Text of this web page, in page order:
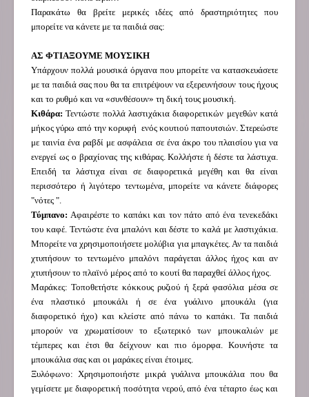
Παρακάτω θα βρείτε μερικές ιδέες από δραστηριότητες που
μπορείτε να κάνετε με τα παιδιά σας:
ΑΣ ΦΤΙΑΞΟΥΜΕ ΜΟΥΣΙΚΗ
Υπάρχουν πολλά μουσικά όργανα που μπορείτε να κατασκευάσετε
με τα παιδιά σας που θα τα επιτρέψουν να εξερευνήσουν τους ήχους
και το ρυθμό και να «συνθέσουν» τη δική τους μουσική.
Κιθάρα: Τεντώστε πολλά λαστιχάκια διαφορετικών μεγεθών κατά
μήκος γύρω από την κορυφή ενός κουτιού παπουτσιών. Στερεώστε
μεταινία ένα ραβδί με ασφάλεια σε ένα άκρο του πλαισίου για να
ενεργεί ως ο βραχίονας της κιθάρας.Κολλήστε ή δέστε τα λάστιχα.
Επειδή τα λάστιχα είναι σε διαφορετικά μεγέθη και θα είναι
περισσότερο ή λιγότερο τεντωμένα, μπορείτε να κάνετεδιάφορες
"νότες ".
Τύμπανο: Αφαιρέστε το καπάκι και τον πάτο από ένα τενεκεδάκι
του καφέ. Τεντώστε ένα μπαλόνι και δέστε το καλά με λαστιχάκια.
Μπορείτε να χρησιμοποιήσετε μολύβια για μπαγκέτες. Αν τα παιδιά
χτυπήσουν το τεντωμένο μπαλόνι παράγεται άλλος ήχος και αν
χτυπήσουν το πλαϊνό μέρος από το κουτί θα παραχθεί άλλος ήχος.
Μαράκες: Τοποθετήστε κόκκους ρυζιού ή ξερά φασόλια μέσα σε
ένα πλαστικό μπουκάλι ή σε ένα γυάλινο μπουκάλι (για
διαφορετικό ήχο) και κλείστε από πάνω το καπάκι. Τα παιδιά
μπορούν να χρωματίσουν το εξωτερικό των μπουκαλιών με
τέμπερες και έτσι θα δείχνουν και πιο όμορφα. Κουνήστε τα
μπουκάλια σας και οι μαράκες είναι έτοιμες.
Ξυλόφωνο: Χρησιμοποιήστε μικρά γυάλινα μπουκάλια που θα
γεμίσετε με διαφορετική ποσότητα νερού, από ένα τέταρτο έως και